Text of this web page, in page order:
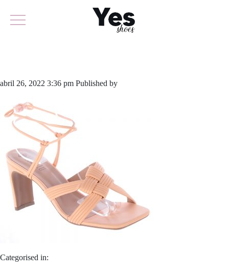
abril 26, 2022 3:36 pm Published by
Categorised in: